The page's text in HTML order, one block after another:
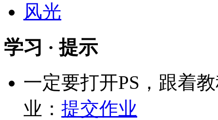
风光
学习 · 提示
一定要打开PS，跟着
业： 提交作业